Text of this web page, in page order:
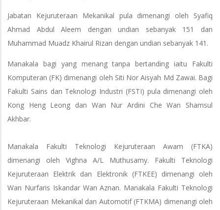
Jabatan Kejuruteraan Mekanikal pula dimenangi oleh Syafiq
Ahmad Abdul Aleem dengan undian sebanyak 151 dan
Muhammad Muadz Khairul Rizan dengan undian sebanyak 141.
Manakala bagi yang menang tanpa bertanding iaitu Fakulti
Komputeran (FK) dimenangi oleh Siti Nor Aisyah Md Zawai. Bagi
Fakulti Sains dan Teknologi Industri (FSTI) pula dimenangi oleh
Kong Heng Leong dan Wan Nur Ardini Che Wan Shamsul
Akhbar.
Manakala Fakulti Teknologi Kejuruteraan Awam (FTKA)
dimenangi oleh Vighna A/L Muthusamy. Fakulti Teknologi
Kejuruteraan Elektrik dan Elektronik (FTKEE) dimenangi oleh
Wan Nurfaris Iskandar Wan Aznan. Manakala Fakulti Teknologi
Kejuruteraan Mekanikal dan Automotif (FTKMA) dimenangi oleh